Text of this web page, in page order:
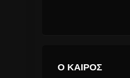
Ο ΚΑΙΡΟΣ